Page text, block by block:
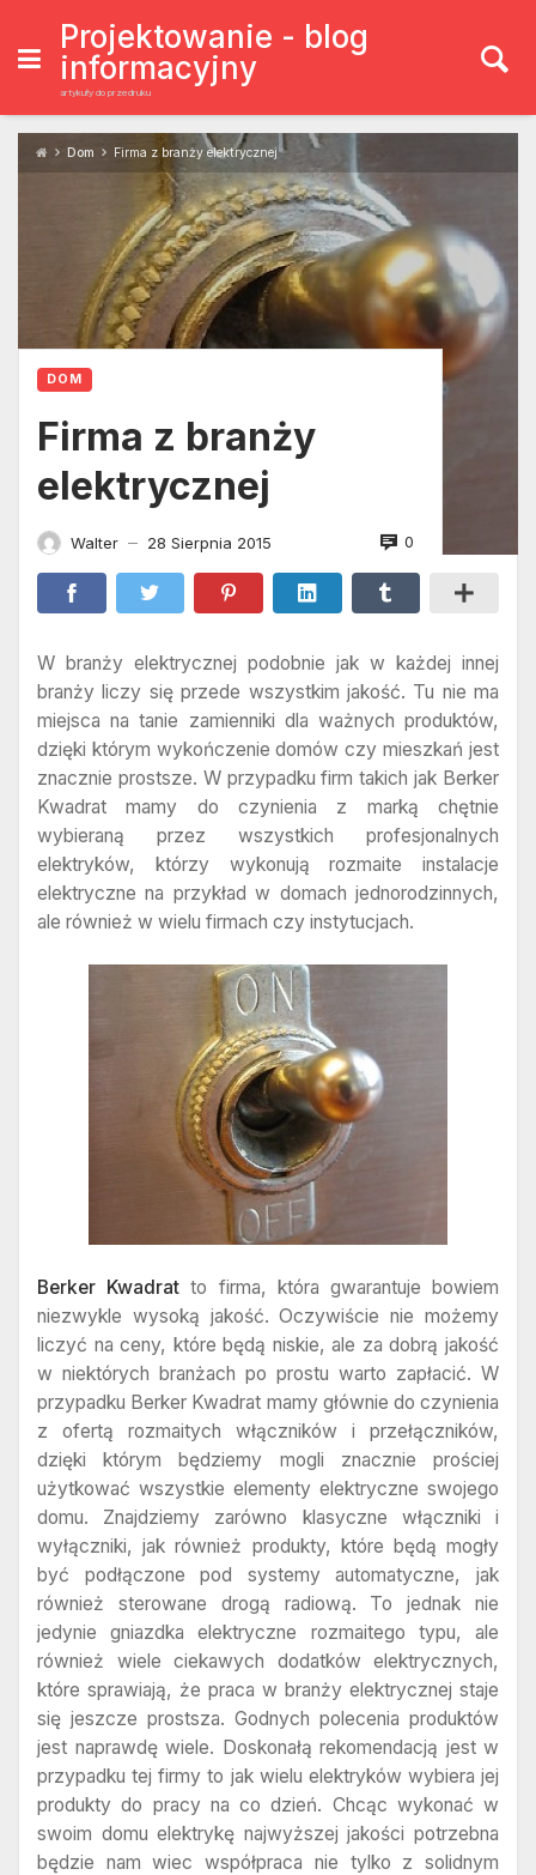
content
Projektowanie - blog
informacyjny
artykuły do przedruku
Dom Firma z branży elektrycznej
DOM
Firma z branży
elektrycznej
Walter — 28 Sierpnia 2015 0
W branży elektrycznej podobnie jak w każdej innej
branży liczy się przede wszystkim jakość. Tu nie ma
miejsca na tanie zamienniki dla ważnych produktów,
dzięki którym wykończenie domów czy mieszkań jest
znacznie prostsze. W przypadku firm takich jak Berker
Kwadrat mamy do czynienia z marką chętnie
wybieraną przez wszystkich profesjonalnych
elektryków, którzy wykonują rozmaite instalacje
elektryczne na przykład w domach jednorodzinnych,
ale również w wielu firmach czy instytucjach.
Berker Kwadrat to firma, która gwarantuje bowiem
niezwykle wysoką jakość. Oczywiście nie możemy
liczyć na ceny, które będą niskie, ale za dobrą jakość
w niektórych branżach po prostu warto zapłacić. W
przypadku Berker Kwadrat mamy głównie do czynienia
z ofertą rozmaitych włączników i przełączników,
dzięki którym będziemy mogli znacznie prościej
użytkować wszystkie elementy elektryczne swojego
domu. Znajdziemy zarówno klasyczne włączniki i
wyłączniki, jak również produkty, które będą mogły
być podłączone pod systemy automatyczne, jak
również sterowane drogą radiową. To jednak nie
jedynie gniazdka elektryczne rozmaitego typu, ale
również wiele ciekawych dodatków elektrycznych,
które sprawiają, że praca w branży elektrycznej staje
się jeszcze prostsza. Godnych polecenia produktów
jest naprawdę wiele. Doskonałą rekomendacją jest w
przypadku tej firmy to jak wielu elektryków wybiera jej
produkty do pracy na co dzień. Chcąc wykonać w
swoim domu elektrykę najwyższej jakości potrzebna
będzie nam wiec współpraca nie tylko z solidnym